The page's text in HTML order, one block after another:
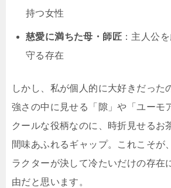
持つ女性
慈愛に満ちた母・師匠 ：主人公
守る存在
しかし、私が個人的に大好きだった
強さの中に見せる「隙」や「ユーモ
クールな役柄なのに、時折見せるお
間味あふれるギャップ。これこそが
ラクターが決して冷たいだけの存在
由だと思います。